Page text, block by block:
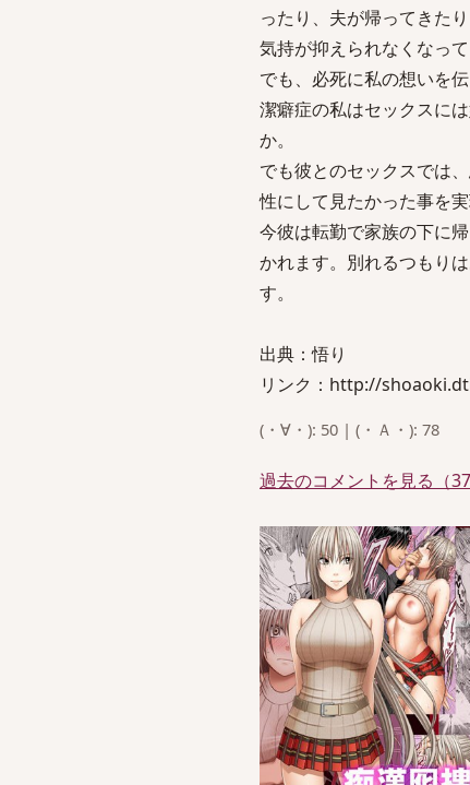
ったり、夫が帰ってきたり
気持が抑えられなくなっ
でも、必死に私の想いを
潔癖症の私はセックスに
か。
でも彼とのセックスでは
性にして見たかった事を
今彼は転勤で家族の下に
かれます。別れるつもり
す。
出典：悟り
リンク：http://
(・∀・): 50 | (・Ａ・): 78
過去のコメントを見る（37